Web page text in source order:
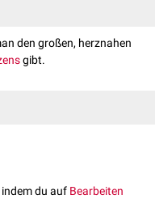
den großen, herznahen
gibt.
du auf Bearbeiten